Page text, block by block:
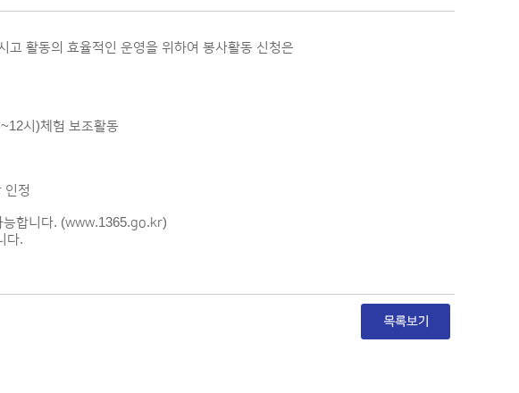
고 활동의 효율적인 운영을 위하여 봉사활동 신청은
시)체험 보조활동
인정
능합니다. (www.1365.go.kr)
다.